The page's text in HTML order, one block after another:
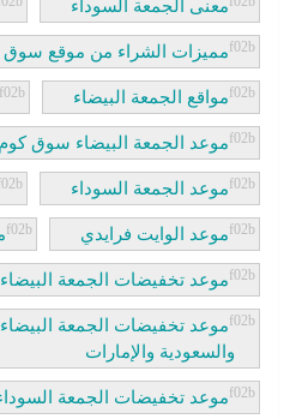
معنى الجمعة السوداء
مميزات الشراء من موقع سوق
مواقع الجمعة البيضاء
موعد الجمعة البيضاء سوق كوم
موعد الجمعة السوداء
موعد الوايت فرايدي
موعد تخفيضات الجمعة البيضاء
موعد تخفيضات الجمعة
والسعودية والإمارات
موعد تخفيضات الجمعة